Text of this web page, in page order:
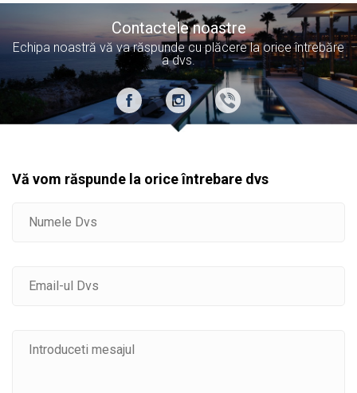
Contactele noastre
Echipa noastră vă va răspunde cu plăcere la orice întrebăre
a dvs.
Vă vom răspunde la orice întrebare dvs